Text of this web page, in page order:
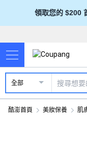
領取您的 $200
全部
酷澎首頁 美妝保養 肌